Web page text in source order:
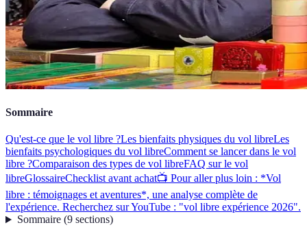
Sommaire
Qu'est-ce que le vol libre ?Les bienfaits physiques du vol libreLes
bienfaits psychologiques du vol libreComment se lancer dans le vol
libre ?Comparaison des types de vol libreFAQ sur le vol
libreGlossaireChecklist avant achat📺 Pour aller plus loin : *Vol
libre : témoignages et aventures*, une analyse complète de
l'expérience. Recherchez sur YouTube : "vol libre expérience 2026".
Sommaire(9 sections)